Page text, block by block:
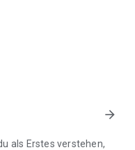
Echtzeit: Alle sehen
erstellen und
arrow_forward
als Erstes verstehen,